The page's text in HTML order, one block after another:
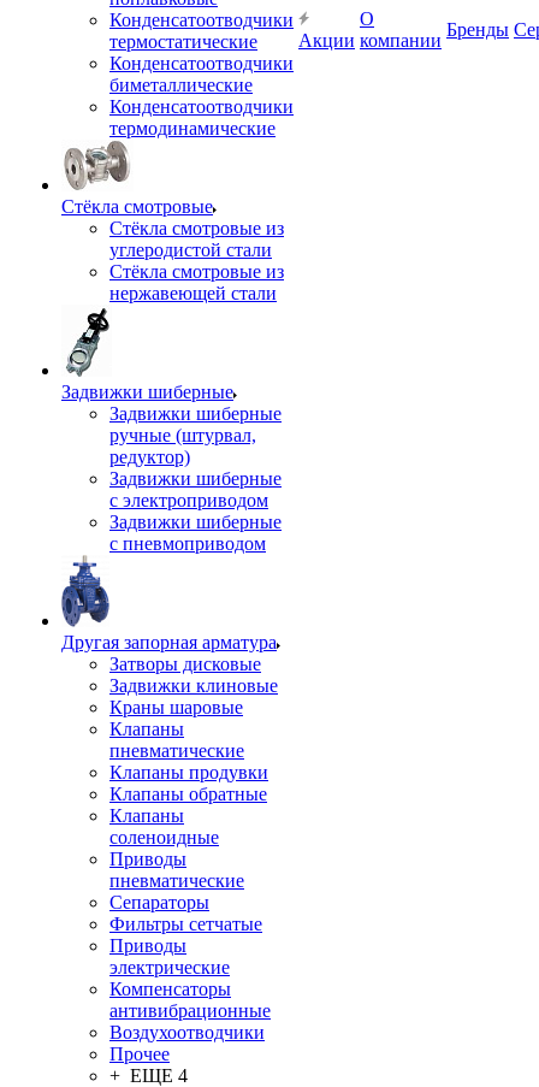
Конденсатоотводчики
термостатические
Конденсатоотводчики
биметаллические
Конденсатоотводчики
термодинамические
Стёкла смотровые
Стёкла смотровые из
углеродистой стали
Стёкла смотровые из
нержавеющей стали
Задвижки шиберные
Задвижки шиберные
ручные (штурвал,
редуктор)
Задвижки шиберные
с электроприводом
Задвижки шиберные
с пневмоприводом
Другая запорная арматура
Затворы дисковые
Задвижки клиновые
Краны шаровые
Клапаны
пневматические
Клапаны продувки
Клапаны обратные
Клапаны
соленоидные
Приводы
пневматические
Сепараторы
Фильтры сетчатые
Приводы
электрические
Компенсаторы
антивибрационные
Воздухоотводчики
Прочее
+ ЕЩЕ 4
Акции
О
компании
Бренды